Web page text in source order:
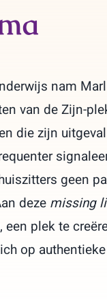
nam
van de Zijn-
die zijn
geen
deze missing
plek te
op